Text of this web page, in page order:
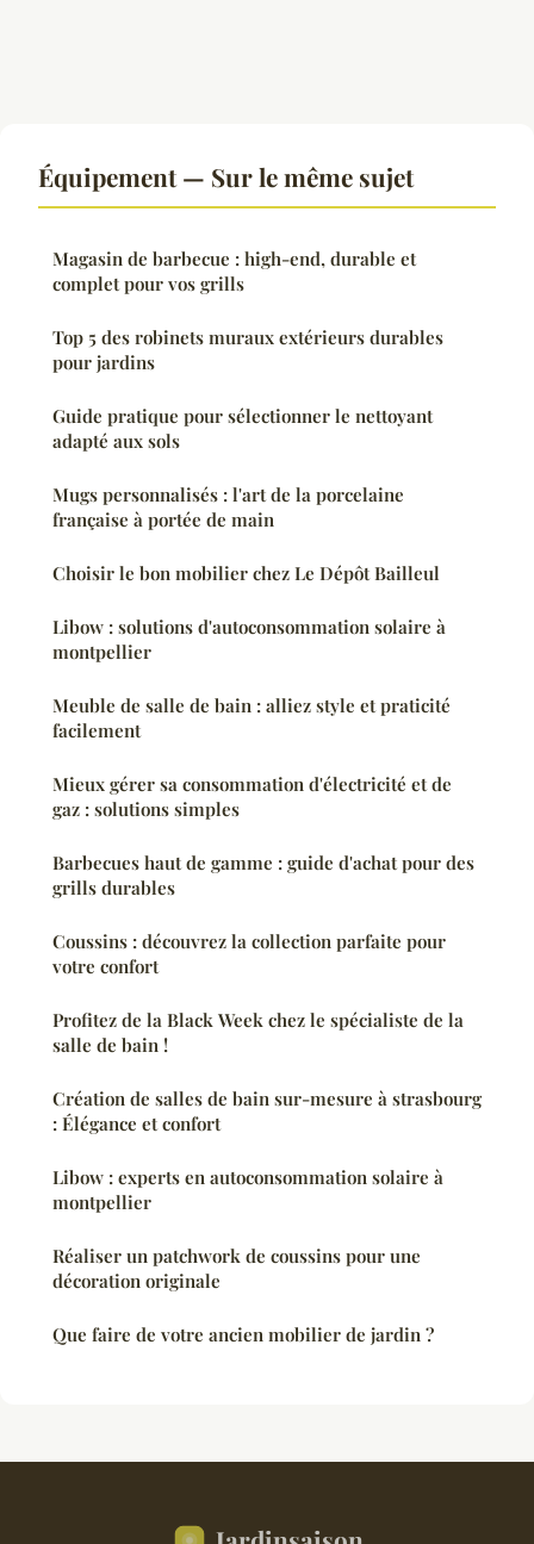
Équipement — Sur le même sujet
Magasin de barbecue : high-end, durable et
complet pour vos grills
Top 5 des robinets muraux extérieurs durables
pour jardins
Guide pratique pour sélectionner le nettoyant
adapté aux sols
Mugs personnalisés : l'art de la porcelaine
française à portée de main
Choisir le bon mobilier chez Le Dépôt Bailleul
Libow : solutions d'autoconsommation solaire à
montpellier
Meuble de salle de bain : alliez style et praticité
facilement
Mieux gérer sa consommation d'électricité et de
gaz : solutions simples
Barbecues haut de gamme : guide d'achat pour des
grills durables
Coussins : découvrez la collection parfaite pour
votre confort
Profitez de la Black Week chez le spécialiste de la
salle de bain !
Création de salles de bain sur-mesure à strasbourg
: Élégance et confort
Libow : experts en autoconsommation solaire à
montpellier
Réaliser un patchwork de coussins pour une
décoration originale
Que faire de votre ancien mobilier de jardin ?